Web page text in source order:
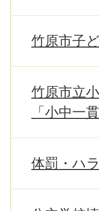
竹原市子
竹原市立
「小中一
体罰・ハ